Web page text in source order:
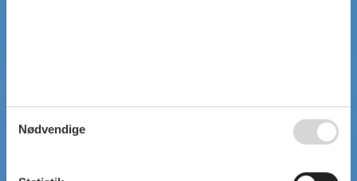
Nødvendige